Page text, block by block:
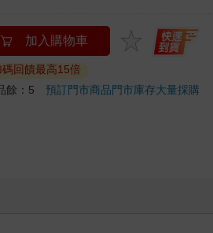
加入購物車
回饋最高15倍
餘：5預訂門市商品門市庫存大量採購